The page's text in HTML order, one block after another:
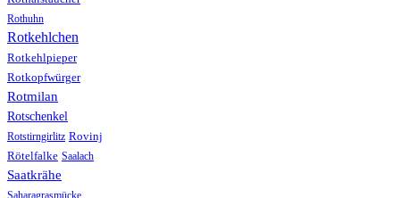
Rothuhn
Rotkehlchen
Rotkehlpieper
Rotkopfwürger
Rotmilan
Rotschenkel
Rotstirngirlitz Rovinj
Rötelfalke Saalach
Saatkrähe
Saharagrasmücke